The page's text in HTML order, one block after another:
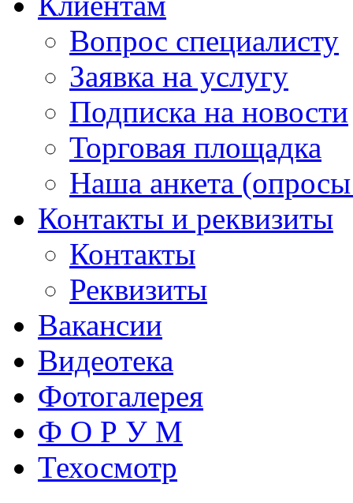
Вопрос специалисту
Заявка на услугу
Подписка на новости
Торговая площадка
Наша анкета (опросы
Контакты и реквизиты
Контакты
Реквизиты
Вакансии
Видеотека
Фотогалерея
Ф О Р У М
Техосмотр